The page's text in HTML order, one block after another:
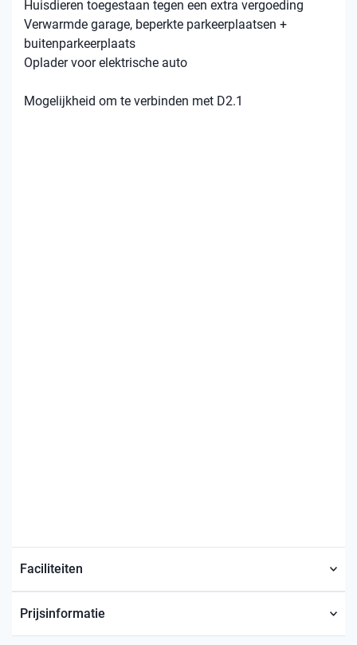
Huisdieren toegestaan tegen een extra vergoeding
Verwarmde garage, beperkte parkeerplaatsen +
buitenparkeerplaats
Oplader voor elektrische auto
Mogelijkheid om te verbinden met D2.1
Faciliteiten
Prijsinformatie